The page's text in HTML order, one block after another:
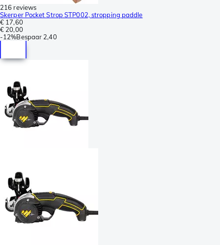
216 reviews
Skerper Pocket Strop STP002, stropping paddle
€ 17,60
€ 20,00
-12%Bespaar 2,40